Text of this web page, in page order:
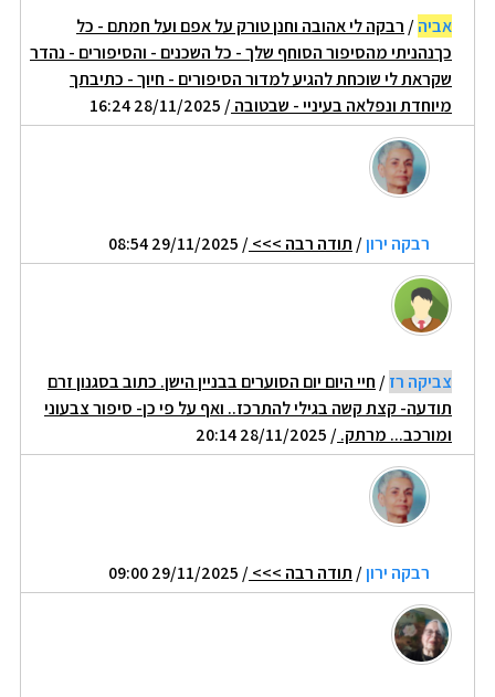
אביה/ רבקה לי אהובה וחנן טורק על אפם ועל חמתם - כל
כךנהניתי מהסיפור הסוחף שלך - כל השכנים - והסיפורים - נהדר
שקראת לי שוכחת להגיע למדור הסיפורים - חיוך - כתיבתך
מיוחדת ונפלאה בעיניי - שבטובה/ 28/11/2025 16:24
רבקה ירון/ תודה רבה >>>/ 29/11/2025 08:54
צביקה רז/ חיי היום יום הסוערים בבניין הישן. כתוב בסגנון זרם
תודעה- קצת קשה בגילי להתרכז.. ואף על פי כן- סיפור צבעוני
ומורכב... מרתק./ 28/11/2025 20:14
רבקה ירון/ תודה רבה >>>/ 29/11/2025 09:00